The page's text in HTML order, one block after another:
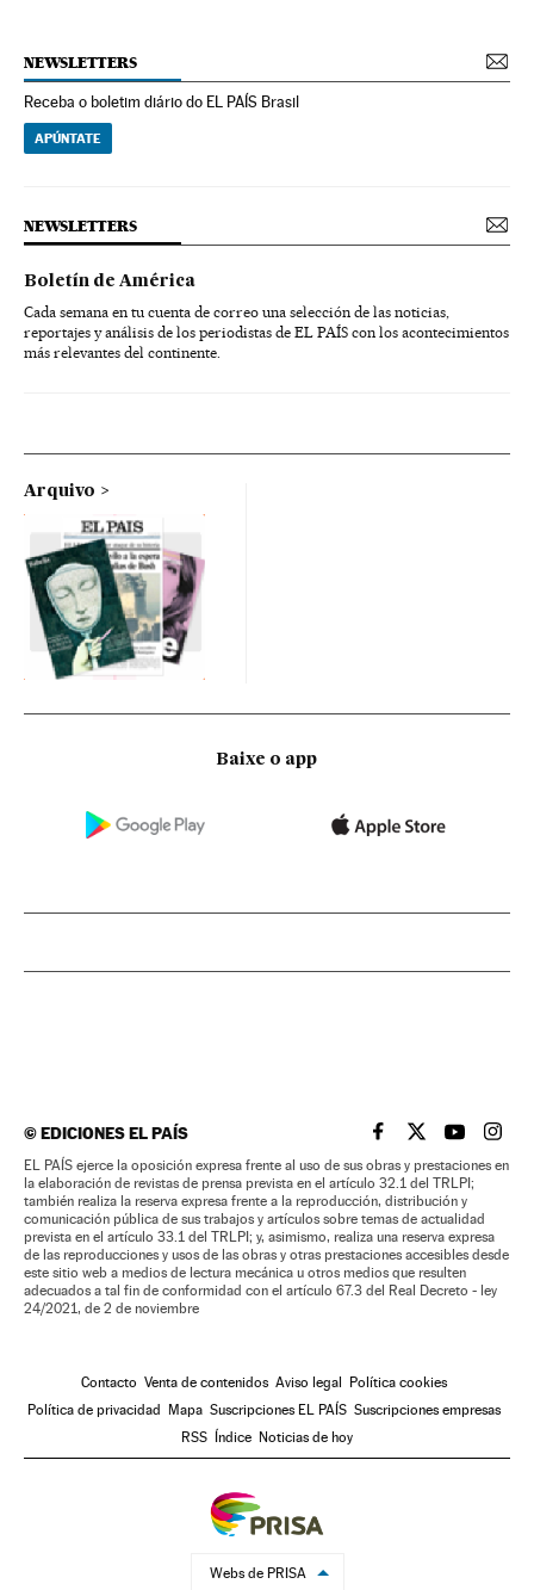
NEWSLETTERS
Receba o boletim diário do EL PAÍS Brasil
APÚNTATE
NEWSLETTERS
Boletín de América
Cada semana en tu cuenta de correo una selección de las noticias,
reportajes y análisis de los periodistas de EL PAÍS con los acontecimientos
más relevantes del continente.
Arquivo
Baixe o app
©EDICIONES EL PAÍS EL PAÍS BRASIL EN
EL PAÍSEL PAÍS
EL
EL PAÍS ejerce la oposición expresa frente al uso de sus obras y prestaciones en
la elaboración de revistas de prensa prevista en el artículo 32.1 del TRLPI;
también realiza la reserva expresa frente a la reproducción, distribución y
comunicación pública de sus trabajos y artículos sobre temas de actualidad
prevista en el artículo 33.1 del TRLPI; y, asimismo, realiza una reserva expresa
de las reproducciones y usos de las obras y otras prestaciones accesibles desde
este sitio web a medios de lectura mecánica u otros medios que resulten
adecuados a tal fin de conformidad con el artículo 67.3 del Real Decreto - ley
24/2021, de 2 de noviembre
Contacto Venta de contenidos Aviso legal
Política cookies
Política de privacidad
Mapa Suscripciones EL PAÍS Suscripciones empresas
RSS
Índice Noticias de hoy
Webs de PRISA